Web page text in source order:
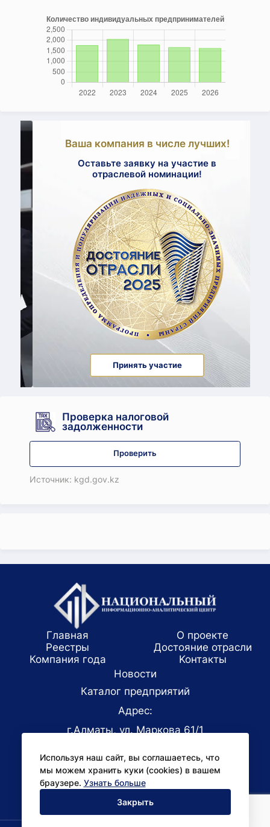
Ваша компания в числе лучших!
Оставьте заявку на участие в
отраслевой номинации!
Принять участие
Проверка налоговой
задолженности
Проверить
Источник: kgd.gov.kz
Используя наш сайт, вы соглашаетесь, что
мы можем хранить куки (cookies) в вашем
браузере. Узнать больше
Закрыть
Главная
О проекте
Реестры
Достояние отрасли
Компания года
Koнтaкты
Новости
Каталог предприятий
Адрес:
г.Алматы, ул. Маркова 61/1
office@niac.kz
Для СМИ:
pr@niac.kz